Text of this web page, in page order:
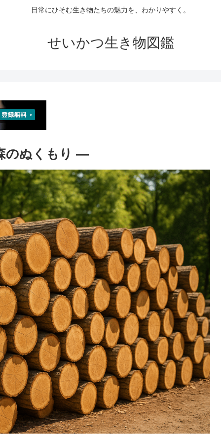
日常にひそむ生き物たちの魅力を、わかりやすく。
せいかつ生き物図鑑
のぬくもり ―